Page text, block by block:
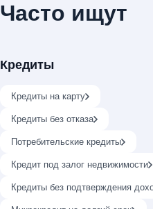
Часто ищут
Кредиты
Кредиты на карту
Кредиты без отказа
Потребительские кредиты
Кредит под залог недвижимости
Кредиты без подтверждения